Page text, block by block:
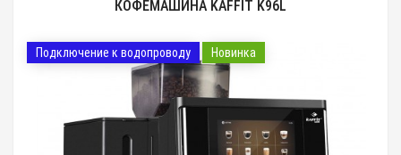
КОФЕМАШИНА KAFFIT K96L
Подключение к водопроводу Новинка